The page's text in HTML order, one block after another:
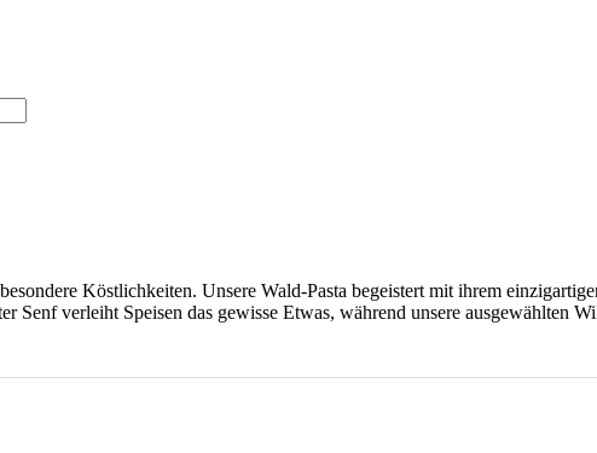
Köstlichkeiten. Unsere Wald-Pasta begeistert mit ihrem
Senf verleiht Speisen das gewisse Etwas, während unsere ausgewählten